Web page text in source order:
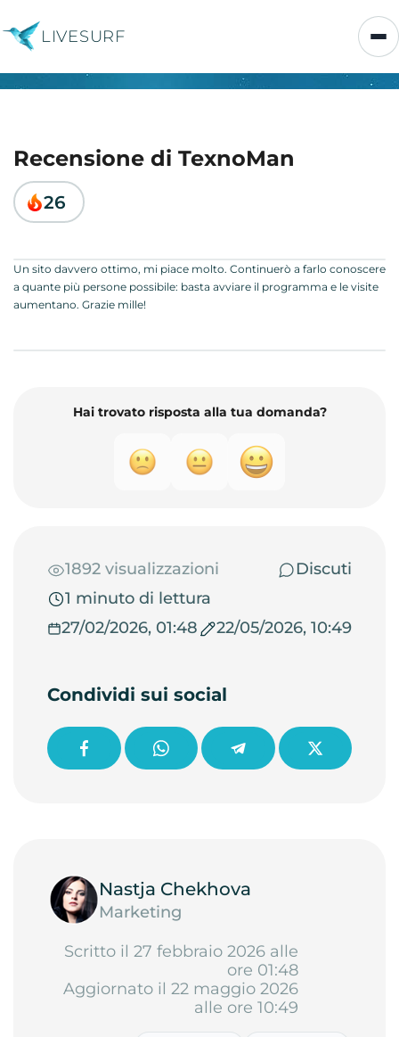
LIVESURF
Recensione di TexnoMan
26
Un sito davvero ottimo, mi piace molto. Continuerò a farlo conoscere
a quante più persone possibile: basta avviare il programma e le visite
aumentano. Grazie mille!
Hai trovato risposta alla tua domanda?
1892 visualizzazioni
Discuti
1 minuto di lettura
27/02/2026, 01:48
22/05/2026, 10:49
Condividi sui social
Nastja Chekhova
Marketing
Scritto il 27 febbraio 2026 alle
ore 01:48
Aggiornato il 22 maggio 2026
alle ore 10:49